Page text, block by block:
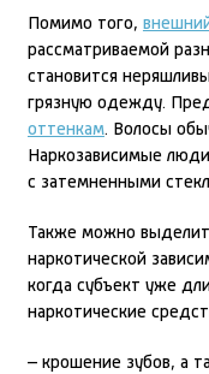
Помимо того,
рассматриваемой
становится
грязную одежду.
оттенкам. Волосы
Наркозависимые
с затемненными
Также можно
наркотической
когда субъект уже
наркотические
– крошение зубов, а